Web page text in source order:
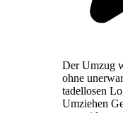
Der Umzug
ohne
tadellosen
Umziehen